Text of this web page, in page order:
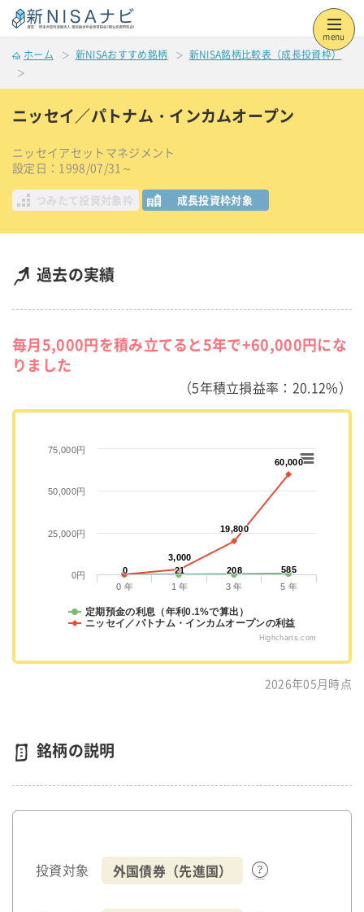
menu
ホーム 新NISAおすすめ銘柄 新NISA銘柄比較表（成長投資枠）
ニッセイ／パトナム・インカムオープン
ニッセイアセットマネジメント
設定日：1998/07/31～
つみたて投資対象枠 成長投資枠対象
過去の実績
毎月5,000円を積み立てると5年で+60,000円にな
りました
（5年積立損益率：20.12%）
0
0 21
21 208
208 585
585
3,000
3,000
19,800
19,800
60,000
60,000
定期預金の利息（年利0.1%で算出）
ニッセイ／パトナム・インカムオープンの利益
0 年 1 年 3 年 5 年
0円
25,000円
50,000円
75,000円
Highcharts.com
2026年05月時点
銘柄の説明
投資対象 外国債券（先進国）